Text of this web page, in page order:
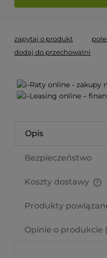
zapytaj o produkt
dodaj do przechowalni
Opis
Bezpieczeństwo
Koszty dostawy
Produkty
Opinie o produkcie